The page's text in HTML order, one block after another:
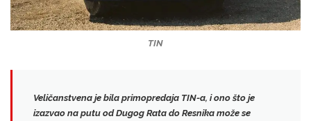
TIN
Veličanstvena je bila primopredaja TIN-a, i ono što je
izazvao na putu od Dugog Rata do Resnika može se